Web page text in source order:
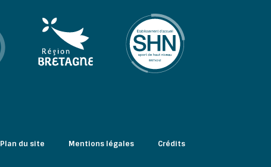
Plan du site Mentions légales Crédits